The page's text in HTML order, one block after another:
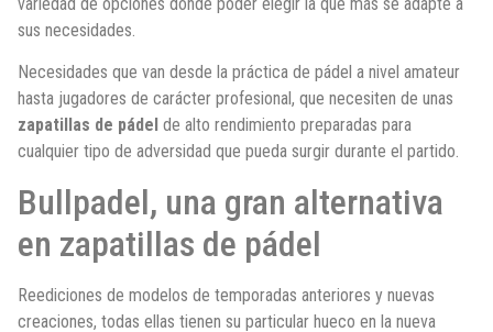
sus necesidades.
Necesidades que van desde la práctica de pádel a nivel amateur
hasta jugadores de carácter profesional, que necesiten de unas
zapatillas de pádel de alto rendimiento preparadas para
cualquier tipo de adversidad que pueda surgir durante el partido.
Bullpadel, una gran alternativa
en zapatillas de pádel
Reediciones de modelos de temporadas anteriores y nuevas
creaciones, todas ellas tienen su particular hueco en la nueva